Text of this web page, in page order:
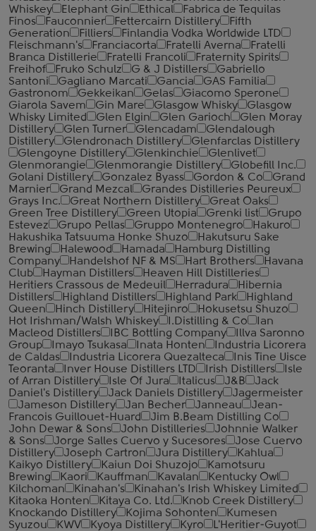
Whiskey
Elephant Gin Ethical
Fabrica de Tequilas
Finos
Fauconnier Fettercairn Distillery
Fifth
Generation
Filliers
Finlandia Vodka Worldwide LTD
Fleischmann's
Franciacorta Fratelli Averna
Fratelli
Branca Distillerie
Fratelli ‎Francoli
Fraternity Spirits
Freihof
Fruko Schulz G & J Distillers
Gabriello
Santoni
Gagliano Marcati Gancia
GAS Familia
Gastronom
Gekkeikan Gelas
Giacomo Sperone
Giarola Savem
Gin Mare Glasgow Whisky
Glasgow
Whisky Limited
Glen Elgin Glen Garioch
Glen Moray
Distillery
Glen Turner Glencadam
Glendalough
Distillery
Glendronach Distillery
Glenfarclas Distillery
Glengoyne Distillery
Glenkinchie
Glenlivet
Glenmorangie
Glenmorangie Distillery
Globefill Inc.
Golani Distillery
Gonzalez Byass Gordon & Co
Grand
Marnier
Grand Mezcal
Grandes Distilleries Peureux
Grays Inc.
Great Northern Distillery
Great Oaks
Green Tree Distillery
Green Utopia Grenki list
Grupo
Estevez
Grupo Pellas Gruppo Montenegro
Hakuro
Hakushika Tatsuuma Honke Shuzo
Hakutsuru Sake
Brewing
Halewood Hamada
Hamburg Distilling
Company
Handelshof NF & MS Hart Brothers
Havana
Club
Hayman Distillers
Heaven Hill Distilleries
Heritiers Crassous de Medeuil
Herradura
Hibernia
Distillers
Highland Distillers Highland Park
Highland
Queen
Hinch Distillery Hitejinro
Hokusetsu Shuzo
Hot Irishman/Walsh Whiskey
I.Distilling & Co
Ian
Macleod Distillers
IBC Bottling Company
Illva Saronno
Group
Imayo Tsukasa Inata Honten
Industria Licorera
de Caldas
Industria Licorera Quezalteca
Inis Tine Uisce
Teoranta
Inver House Distillers LTD Irish Distillers
Isle
of Arran Distillery
Isle Of Jura Italicus J&B
Jack
Daniel's Distillery
Jack Daniels Distillery
Jagermeister
Jameson Distillery
Jan Becher Janneau
Jean-
Francois Guillouet-Huard
Jim B.Beam Distilling Co
John Dewar & Sons
John Distilleries
Johnnie Walker
& Sons
Jorge Salles Cuervo y Sucesores
Jose Cuervo
Distillery
Joseph Cartron Jura Distillery
Kahlua
Kaikyo Distillery
Kaiun Doi Shuzojo
Kamotsuru
Brewing
Kaori Kauffman Kavalan
Kentucky Owl
Kilchoman
Kinahan's
Kinahan's Irish Whiskey Limited
Kitaoka Honten
Kitaya Co. Ltd.
Knob Creek Distillery
Knockando Distillery
Kojima Sohonten
Kumesen
Syuzou
KWV Kyoya Distillery Kyro
L'Heritier-Guyot